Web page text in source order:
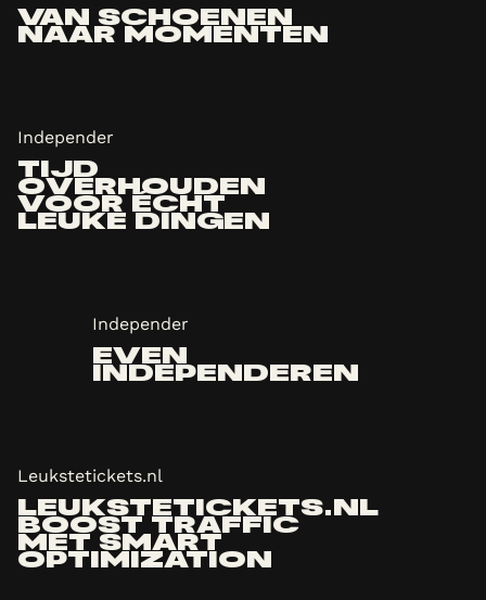
VAN SCHOENEN
NAAR MOMENTEN
Independer
TIJD
OVERHOUDEN
VOOR ÉCHT
LEUKE DINGEN
Independer
EVEN
INDEPENDEREN
Leukstetickets.nl
LEUKSTETICKETS.NL
BOOST TRAFFIC
MET SMART
OPTIMIZATION